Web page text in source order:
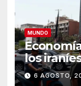
MUNDO
los
para
meses
6 AGOSTO,